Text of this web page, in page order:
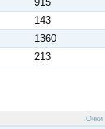
143
1360
213
Очки